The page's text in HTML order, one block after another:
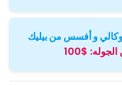
و أفسس من بيليك
الجوله: $100